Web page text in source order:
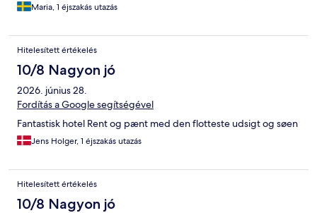
Maria, 1 éjszakás utazás
Hitelesített értékelés
10/8 Nagyon jó
2026. június 28.
Fordítás a Google segítségével
Fantastisk hotel Rent og pænt med den flotteste udsigt og søen
Jens Holger, 1 éjszakás utazás
Hitelesített értékelés
10/8 Nagyon jó